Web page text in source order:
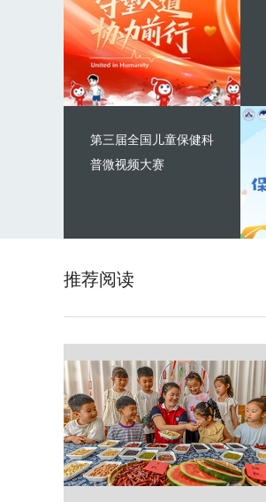
第三届全国儿童保健科
普微视频大赛
推荐阅读